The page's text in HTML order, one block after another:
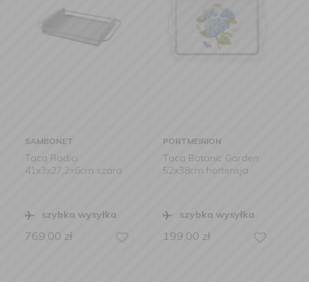
PORTMEIRION
Taca Botanic Garden
52x38cm hortensja
szybka wysyłka
199,00
MERIBEL
Taca drewniana biała
51x33 cm ze złotymi
szybka wysyłka
499,00